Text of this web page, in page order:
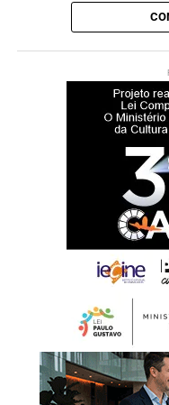
Foto: Guilherme Pereira
Arrecadações
Nesse evento, foram
150 quilos de
de higiene e dois
O secretário municipal
enfatizou: